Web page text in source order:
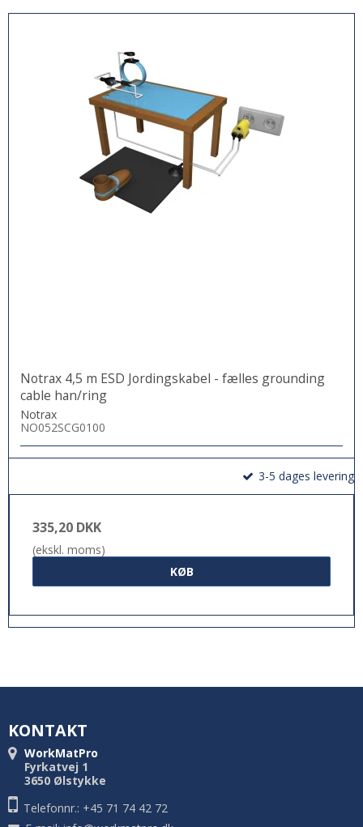
Notrax 4,5 m ESD Jordingskabel - fælles grounding
cable han/ring
Notrax
NO052SCG0100
3-5 dages levering
335,20 DKK
(ekskl. moms)
KØB
KONTAKT
WorkMatPro
Fyrkatvej 1
3650 Ølstykke
Telefonnr.: +45 71 74 42 72